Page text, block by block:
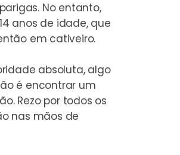
No entanto,
anos de idade, que
em cativeiro.
absoluta, algo
é encontrar um
Rezo por todos os
nas mãos de